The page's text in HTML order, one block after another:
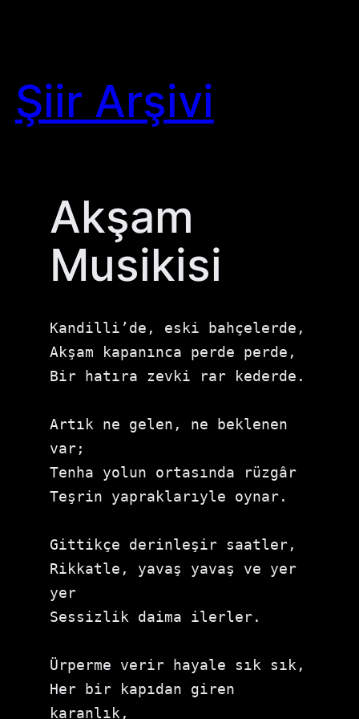
Şiir Arşivi
Akşam
Musikisi
Akşam kapanınca perde perde,
Bir hatıra zevki rar kederde.
Artık ne gelen, ne beklenen
var;
Tenha yolun ortasında rüzgâr
Teşrin yapraklarıyle oynar.
Gittikçe derinleşir saatler,
Rikkatle, yavaş yavaş ve yer
yer
Sessizlik daima ilerler.
Her bir kapıdan giren
karanlık,